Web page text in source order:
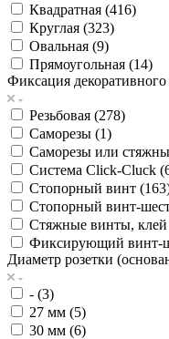
Квадратная (416)
Круглая (323)
Овальная (9)
Прямоугольная (14)
Фиксация декоративного
Резьбовая (278)
Саморезы (1)
Саморезы или
Система Click-Cluck (
Стопорный винт (163
Стопорный винт-
Стяжные винты,
Фиксирующий винт-
Диаметр розетки
- (3)
27 мм (5)
30 мм (6)